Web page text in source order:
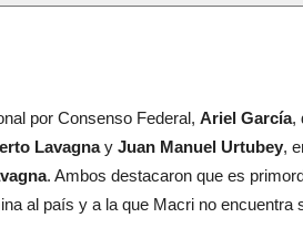
por Consenso Federal, Ariel García,
Lavagnay Juan Manuel Urtubey,
. Ambos destacaron que es
al país y a la que Macri no encuentra